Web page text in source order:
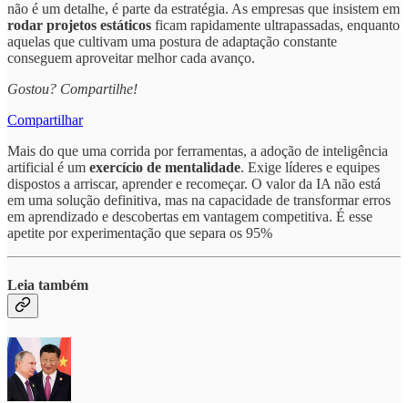
não é um detalhe, é parte da estratégia. As empresas que insistem em
rodar projetos estáticos ficam rapidamente ultrapassadas, enquanto
aquelas que cultivam uma postura de adaptação constante
conseguem aproveitar melhor cada avanço.
Gostou? Compartilhe!
Compartilhar
Mais do que uma corrida por ferramentas, a adoção de inteligência
artificial é um exercício de mentalidade. Exige líderes e equipes
dispostos a arriscar, aprender e recomeçar. O valor da IA não está
em uma solução definitiva, mas na capacidade de transformar erros
em aprendizado e descobertas em vantagem competitiva. É esse
apetite por experimentação que separa os 95%
Leia também